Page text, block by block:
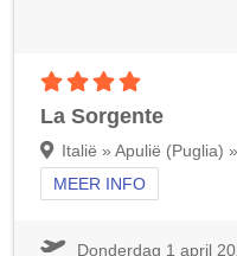
La Sorgente
Italië » Apulië (Puglia)
MEER INFO
Donderdag 1 april